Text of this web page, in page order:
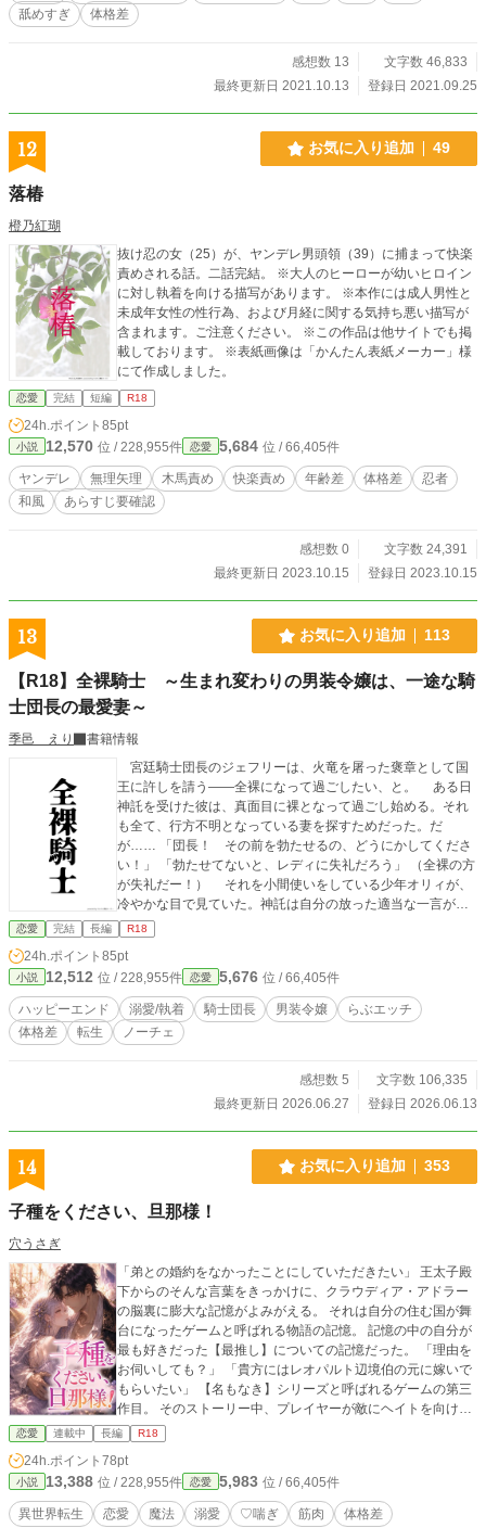
舐めすぎ
体格差
感想数 13
文字数 46,833
最終更新日 2021.10.13
登録日 2021.09.25
12 お気に入り追加 49
落椿
橙乃紅瑚
抜け忍の女（25）が、ヤンデレ男頭領（39）に捕まって快楽
責めされる話。二話完結。 ※大人のヒーローが幼いヒロイン
に対し執着を向ける描写があります。 ※本作には成人男性と
未成年女性の性行為、および月経に関する気持ち悪い描写が
含まれます。ご注意ください。 ※この作品は他サイトでも掲
載しております。 ※表紙画像は「かんたん表紙メーカー」様
にて作成しました。
恋愛 完結 短編 R18
24h.ポイント 85pt
小説 12,570 位 / 228,955件 恋愛 5,684 位 / 66,405件
ヤンデレ 無理矢理 木馬責め 快楽責め 年齢差 体格差
忍者
和風
あらすじ要確認
感想数 0
文字数 24,391
最終更新日 2023.10.15
登録日 2023.10.15
13 お気に入り追加 113
【R18】全裸騎士 ～生まれ変わりの男装令嬢は、一途な騎
士団長の最愛妻～
季邑 えり
書籍情報
宮廷騎士団長のジェフリーは、火竜を屠った褒章として国
王に許しを請う——全裸になって過ごしたい、と。 ある日
神託を受けた彼は、真面目に裸となって過ごし始める。それ
も全て、行方不明となっている妻を探すためだった。だ
が…… 「団長！ その前を勃たせるの、どうにかしてくださ
い！」 「勃たせてないと、レディに失礼だろう」 （全裸の方
が失礼だー！） それを小間使いをしている少年オリィが、
冷やかな目で見ていた。神託は自分の放った適当な一言が原
因に違いない。その誤解をどうにかして解きたいけれど、ジ
ェフリーは聞く耳を持たないでいる。 本当は女性のオリィ
は、常に全裸の彼と過ごすことになってしまい？？？ 正体
を隠したい妻（記憶なし）×全裸で妻を待ち続ける騎士団長
（一途） 前代未聞の全裸からはじまる、執着と溺愛の転生
ロマンス！
恋愛 完結 長編 R18
24h.ポイント 85pt
小説 12,512 位 / 228,955件 恋愛 5,676 位 / 66,405件
ハッピーエンド 溺愛/執着 騎士団長 男装令嬢
らぶエッチ
体格差
転生 ノーチェ
感想数 5
文字数 106,335
最終更新日 2026.06.27
登録日 2026.06.13
14 お気に入り追加 353
子種をください、旦那様！
穴うさぎ
「弟との婚約をなかったことにしていただきたい」 王太子殿
下からのそんな言葉をきっかけに、クラウディア・アドラー
の脳裏に膨大な記憶がよみがえる。 それは自分の住む国が舞
台になったゲームと呼ばれる物語の記憶。 記憶の中の自分が
最も好きだった【最推し】についての記憶だった。 「理由を
お伺いしても？」 「貴方にはレオパルト辺境伯の元に嫁いで
もらいたい」 【名もなき】シリーズと呼ばれるゲームの第三
作目。 そのストーリー中、プレイヤーが敵にヘイトを向ける
ための舞台装置として設定された実直な性格、不憫な生い立
ち。好感度を上げるだけ上げて無惨に殺される頼れるお兄さ
ん的存在であるヴィンフィルド。 ちょっとまって、私の新し
い結婚相手の名前はヒューバート・レオパルト？で、私の名
前がクラウディア？もしかして最推しヴィンフィルドのご両
恋愛 連載中 長編 R18
24h.ポイント 78pt
小説 13,388 位 / 228,955件 恋愛 5,983 位 / 66,405件
異世界転生 恋愛 魔法 溺愛 ♡喘ぎ 筋肉 体格差